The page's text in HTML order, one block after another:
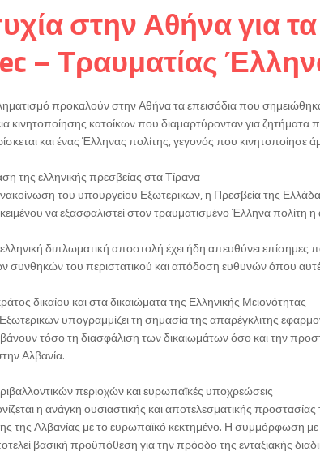
στην Αθήνα για
– Τραυματίας
προκαλούν στην Αθήνα τα επεισόδια που
κινητοποίησης κατοίκων που διαμαρτύρονταν για
και ένας Έλληνας πολίτης, γεγονός που κινητοποίησε
της ελληνικής πρεσβείας στα Τίρανα
του υπουργείου Εξωτερικών, η Πρεσβεία της
να εξασφαλιστεί στον τραυματισμένο Έλληνα πολίτη η
διπλωματική αποστολή έχει ήδη απευθύνει επίσημες
συνθηκών του περιστατικού και απόδοση ευθυνών όπου
δικαίου και στα δικαιώματα της Ελληνικής Μειονότητας
υπογραμμίζει τη σημασία της απαρέγκλιτης
τόσο τη διασφάλιση των δικαιωμάτων όσο και την
Αλβανία.
περιοχών και ευρωπαϊκές υποχρεώσεις
η ανάγκη ουσιαστικής και αποτελεσματικής
της Αλβανίας με το ευρωπαϊκό κεκτημένο. Η συμμόρφωση με
βασική προϋπόθεση για την πρόοδο της ενταξιακής